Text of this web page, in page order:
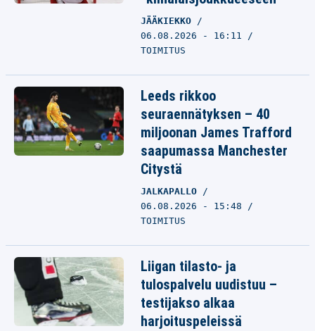
JÄÄKIEKKO
06.08.2026 - 16:11
TOIMITUS
Leeds rikkoo
seuraennätyksen – 40
miljoonan James Trafford
saapumassa Manchester
Citystä
JALKAPALLO
06.08.2026 - 15:48
TOIMITUS
Liigan tilasto- ja
tulospalvelu uudistuu –
testijakso alkaa
harjoituspeleissä